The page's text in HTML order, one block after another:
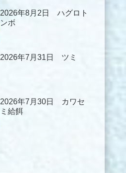
2026年8月2日 ハグロト
ンボ
2026年7月31日 ツミ
2026年7月30日 カワセ
ミ給餌